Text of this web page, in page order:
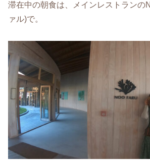
滞在中の朝食は、メインレストランの
ァル)で。